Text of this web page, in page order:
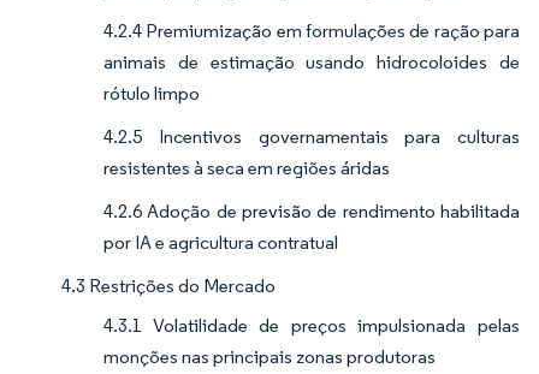
4.2.4 Premiumização em formulações de ração para
animais de estimação usando hidrocoloides de
rótulo limpo
4.2.5 Incentivos governamentais para culturas
resistentes à seca em regiões áridas
4.2.6 Adoção de previsão de rendimento habilitada
por IA e agricultura contratual
4.3 Restrições do Mercado
4.3.1 Volatilidade de preços impulsionada pelas
monções nas principais zonas produtoras